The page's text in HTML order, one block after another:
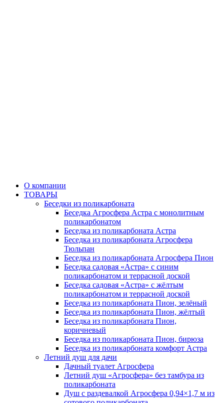
О компании
ТОВАРЫ
Беседки из поликарбоната
Беседка Агросфера Астра с монолитным
поликарбонатом
Беседка из поликарбоната Астра
Беседка из поликарбоната Агросфера
Тюльпан
Беседка из поликарбоната Агросфера Пион
Беседка садовая «Астра» с синим
поликарбонатом и террасной доской
Беседка садовая «Астра» с жёлтым
поликарбонатом и террасной доской
Беседка из поликарбоната Пион, зелёный
Беседка из поликарбоната Пион, жёлтый
Беседка из поликарбоната Пион,
коричневый
Беседка из поликарбоната Пион, бирюза
Беседка из поликарбоната комфорт Астра
Летний душ для дачи
Дачный туалет Агросфера
Летний душ «Агросфера» без тамбура из
поликарбоната
Душ с раздевалкой Агросфера 0,94×1,7 м из